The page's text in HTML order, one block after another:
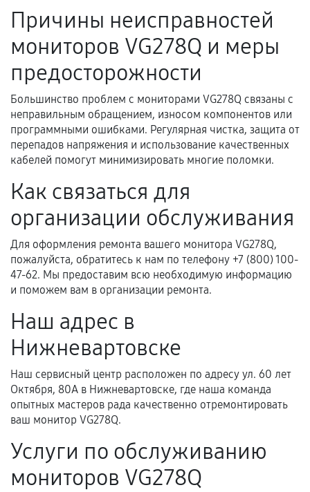
Акт выполненных работ с датой, перечнем
услуг и сроком гарантии.
и кассовый чек.
Расширенная гарантия
В некоторых случаях возможно оформление
условия продления согласовываются отдельно и
фиксируются в документах.
Когда гарантия не действует
механические повреждения, попадание влаги,
перегрев, коррозия.
Самостоятельный ремонт или вмешательство
третьих лиц.
Естественный износ деталей, если иное не
предусмотрено отдельно.
срока.
Программные сбои, если это не указано в
Причины неисправностей
мониторов VG278Q и меры
предосторожности
Большинство проблем с мониторами VG278Q связаны с
неправильным обращением, износом компонентов или
программными ошибками. Регулярная чистка, защита от
перепадов напряжения и использование качественных
кабелей помогут минимизировать многие поломки.
Как связаться для
организации обслуживания
Для оформления ремонта вашего монитора VG278Q,
пожалуйста, обратитесь к нам по телефону +7 (800) 100-
47-62. Мы предоставим всю необходимую информацию
и поможем вам в организации ремонта.
Наш адрес в
Нижневартовске
Наш сервисный центр расположен по адресу ул. 60 лет
Октября, 80А в Нижневартовске, где наша команда
опытных мастеров рада качественно отремонтировать
ваш монитор VG278Q.
Услуги по обслуживанию
мониторов VG278Q